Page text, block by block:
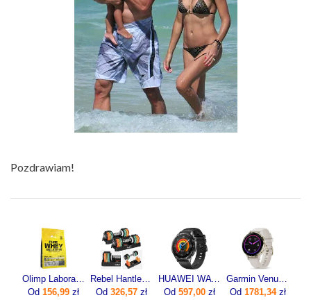
Pozdrawiam!
Olimp Laboratories Pure Whey Isolate 95 600g
Od 156,99 zł
Rebel Hantle Żeliwne Regulowane Zestaw 2X5Kg Automatyczne Skok Co 1Kg
Od 326,57 zł
HUAWEI WATCH GT 5 46mm Active
Od 597,00 zł
Garmin Venu 3S Soft Gold z w kolorze Beżowym 0100278504
Od 1781,34zł